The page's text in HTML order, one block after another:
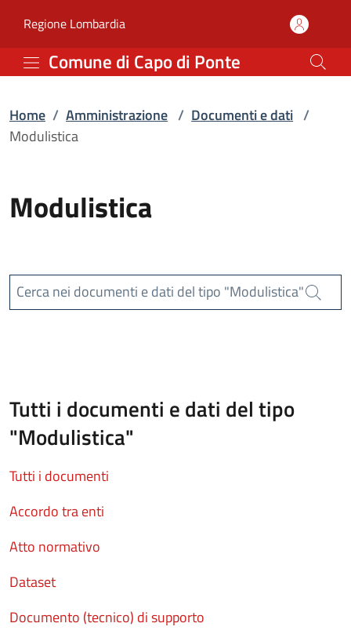
Modulistica | Comune
Regione Lombardia(apre in un'altra scheda).
Comune di Capo di Ponte
Home / Amministrazione / Documenti e dati /
Modulistica
Modulistica
Cerca nei documenti e dati del tipo "Modulistica"
Cerca
Tutti i documenti e dati del tipo
"Modulistica"
Tutti i documenti
Accordo tra enti
Atto normativo
Dataset
Documento (tecnico) di supporto